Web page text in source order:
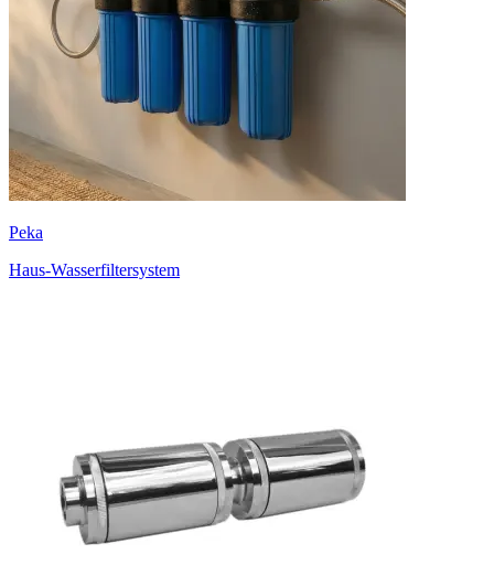
Peka
Haus-Wasserfiltersystem